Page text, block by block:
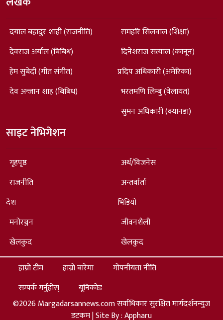
दयाल बहादुर शाही (राजनीति)
देवराज अर्याल (बिबिध)
हेम सुबेदी (गीत संगीत)
देव अन्जान शाह (बिबिध)
रामहरि सिलवाल (शिक्षा)
दिनेशराज सत्याल (कानून)
प्रदिप अधिकारी (अमेरिका)
भरतमणि लिम्बु (वेलायत)
सुमन अधिकारी (क्यानडा)
साइट नेभिगेशन
गृहपृष्ठ
राजनीति
देश
मनोरञ्जन
खेलकुद
अर्थ/विजनेस
अन्तर्वार्ता
भिडियो
जीवनशैली
खेलकुद
हाम्रो टीम
हाम्रो बारेमा
गोपनीयता नीति
सम्पर्क गर्नुहोस्
यूनिकोड
©2026 Margadarsannews.com सर्वाधिकार सुरक्षित मार्गदर्शनन्युज
डटकम | Site By :Appharu